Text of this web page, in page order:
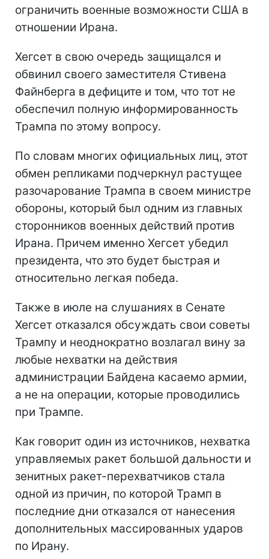
ограничить военные возможности США в
отношении Ирана.
Хегсет в свою очередь защищался и
обвинил своего заместителя Стивена
Файнберга в дефиците и том, что тот не
обеспечил полную информированность
Трампа по этому вопросу.
По словам многих официальных лиц, этот
обмен репликами подчеркнул растущее
разочарование Трампа в своем министре
обороны, который был одним из главных
сторонников военных действий против
Ирана. Причем именно Хегсет убедил
президента, что это будет быстрая и
относительно легкая победа.
Также в июле на слушаниях в Сенате
Хегсет отказался обсуждать свои советы
Трампу и неоднократно возлагал вину за
любые нехватки на действия
администрации Байдена касаемо армии,
а не на операции, которые проводились
при Трампе.
Как говорит один из источников, нехватка
управляемых ракет большой дальности и
зенитных ракет-перехватчиков стала
одной из причин, по которой Трамп в
последние дни отказался от нанесения
дополнительных массированных ударов
по Ирану.